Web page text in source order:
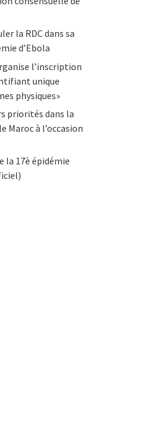
la RDC dans sa
d’Ebola
l’inscription
unique
physiques»
priorités dans la
Maroc à l’occasion
la 17è épidémie